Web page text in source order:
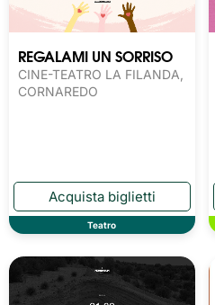
REGALAMI UN SORRISO
CINE-TEATRO LA FILANDA,
CORNAREDO
Teatro